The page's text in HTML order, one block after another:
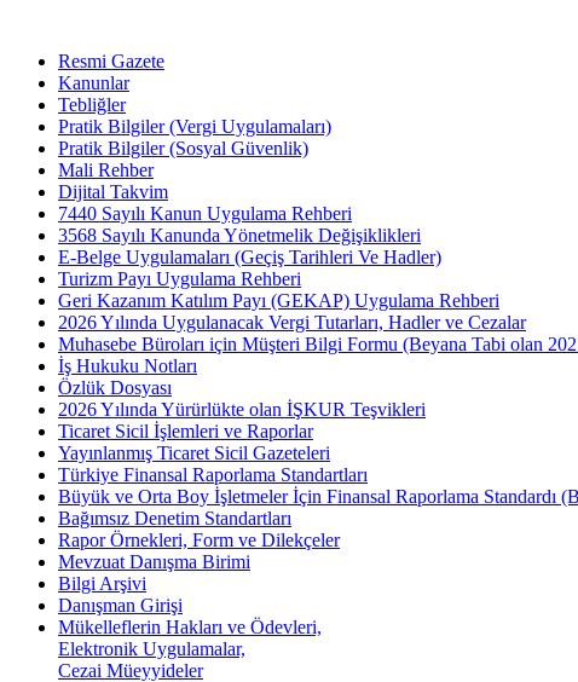
Resmi Gazete
Kanunlar
Tebliğler
Pratik Bilgiler (Vergi Uygulamaları)
Pratik Bilgiler (Sosyal Güvenlik)
Mali Rehber
Dijital Takvim
7440 Sayılı Kanun Uygulama Rehberi
3568 Sayılı Kanunda Yönetmelik Değişiklikleri
E-Belge Uygulamaları (Geçiş Tarihleri Ve Hadler)
Turizm Payı Uygulama Rehberi
Geri Kazanım Katılım Payı (GEKAP) Uygulama Rehberi
2026 Yılında Uygulanacak Vergi Tutarları, Hadler ve Cezalar
Muhasebe Büroları için Müşteri Bilgi Formu (Beyana Tabi olan
İş Hukuku Notları
Özlük Dosyası
2026 Yılında Yürürlükte olan İŞKUR Teşvikleri
Ticaret Sicil İşlemleri ve Raporlar
Yayınlanmış Ticaret Sicil Gazeteleri
Türkiye Finansal Raporlama Standartları
Büyük ve Orta Boy İşletmeler İçin Finansal Raporlama Standardı
Bağımsız Denetim Standartları
Rapor Örnekleri, Form ve Dilekçeler
Mevzuat Danışma Birimi
Bilgi Arşivi
Danışman Girişi
Mükelleflerin Hakları ve Ödevleri,
Elektronik Uygulamalar,
Cezai Müeyyideler